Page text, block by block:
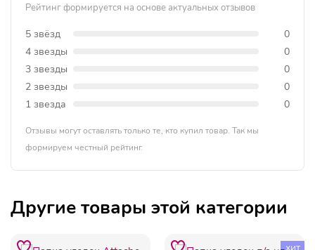
Рейтинг формируется на основе актуальных отзывов
5 звёзд
0
4 звезды
0
3 звезды
0
2 звезды
0
1 звезда
0
Отзывы могут оставлять только те, кто купил товар. Так мы
формируем честный рейтинг.
Другие товары этой категории
хит